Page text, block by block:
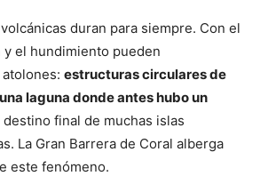
duran para siempre. Con el
el hundimiento pueden
estructuras circulares de
laguna donde antes hubo un
destino final de muchas islas
La Gran Barrera de Coral alberga
este fenómeno.